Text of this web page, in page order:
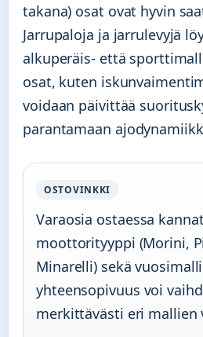
takana) osat ovat hyvin
Jarrupaloja ja jarrulevyjä
alkuperäis- että
osat, kuten
voidaan päivittää
parantamaan
OSTOVINKKI
Varaosia ostaessa
moottorityyppi (Morini,
Minarelli) sekä
yhteensopivuus voi
merkittävästi eri mallien